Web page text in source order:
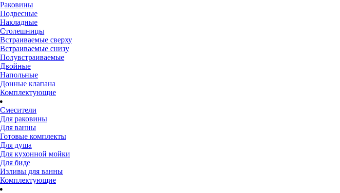
Раковины
Подвесные
Накладные
Столешницы
Встраиваемые сверху
Встраиваемые снизу
Полувстраиваемые
Двойные
Напольные
Донные клапана
Комплектующие
Смесители
Для раковины
Для ванны
Готовые комплекты
Для душа
Для кухонной мойки
Для биде
Изливы для ванны
Комплектующие